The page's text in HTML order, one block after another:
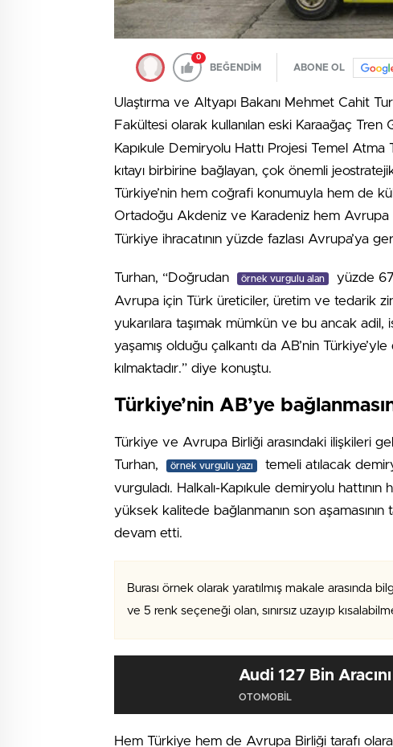
0
BEĞENDİM ABONE OL
Ulaştırma ve Altyapı Bakanı Mehmet Cahit
Fakültesi olarak kullanılan eski Karaağaç Tren
Kapıkule Demiryolu Hattı Projesi Temel Atma
kıtayı birbirine bağlayan, çok önemli
Türkiye’nin hem coğrafi konumuyla hem de
Ortadoğu Akdeniz ve Karadeniz hem Avrupa
Türkiye ihracatının yüzde fazlası Avrupa’ya
Turhan, “Doğrudan örnek vurgulu alan
yüzde
Avrupa için Türk üreticiler, üretim ve tedarik
yukarılara taşımak mümkün ve bu ancak adil,
yaşamış olduğu çalkantı da AB’nin
kılmaktadır.” diye konuştu.
Türkiye’nin AB’ye
Türkiye ve Avrupa Birliği arasındaki ilişkileri
Turhan,
örnek vurgulu yazı
temeli atılacak
vurguladı. Halkalı-Kapıkule demiryolu
yüksek kalitede bağlanmanın son aşamasının
devam etti.
Burası örnek olarak yaratılmış makale arasında
ve 5 renk seçeneği olan, sınırsız uzayıp
Audi 127 Bin
OTOMOBIL
Hem Türkiye hem de Avrupa Birliği tarafı